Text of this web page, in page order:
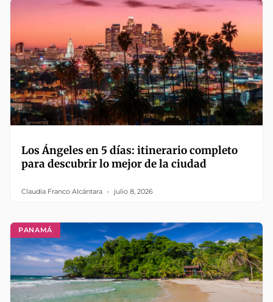
Los Ángeles en 5 días: itinerario completo
para descubrir lo mejor de la ciudad
Claudia Franco Alcántara julio 8, 2026
PANAMÁ